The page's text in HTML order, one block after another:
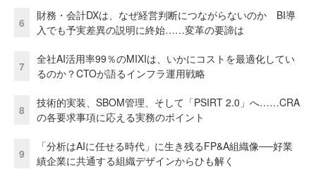
6
財務・会計DXは、なぜ経営判断につながらないのか BI導
入でも予実差異の説明に終始……変革の要諦は
7
全社AI活用率99％のMIXIは、いかにコストを最適化してい
るのか？CTOが語るインフラ運用戦略
8
技術的実装、SBOM管理、そして「PSIRT 2.0」へ……CRA
の各要求事項に応える実務のポイント
9
「分析はAIに任せる時代」に生き残るFP&A組織像──好業
績企業に共通する組織デザインからひも解く